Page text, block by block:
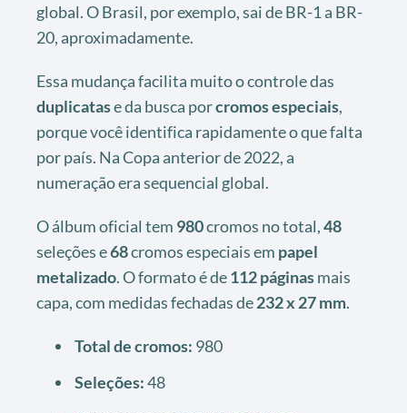
global. O Brasil, por exemplo, sai de BR-1 a BR-
20, aproximadamente.
Essa mudança facilita muito o controle das
duplicatase da busca porcromos especiais,
porque você identifica rapidamente o que falta
por país. Na Copa anterior de 2022, a
numeração era sequencial global.
O álbum oficial tem 980cromos no total,48
seleções e68cromos especiais em papel
metalizado. O formato é de112 páginasmais
capa, com medidas fechadas de232 x 27 mm.
Total de cromos: 980
Seleções:48